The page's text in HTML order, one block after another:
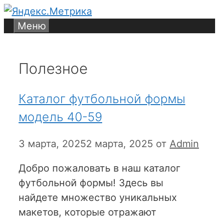
Меню
Полезное
Каталог футбольной формы
модель 40-59
3 марта, 20252 марта, 2025 от Admin
Добро пожаловать в наш каталог
футбольной формы! Здесь вы
найдете множество уникальных
макетов, которые отражают